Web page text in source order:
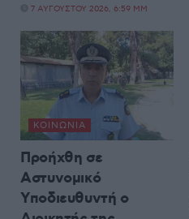
7 ΑΥΓΟΎΣΤΟΥ 2026, 6:59 ΜΜ
ΚΟΙΝΩΝΊΑ
Προήχθη σε
Αστυνομικό
Υποδιευθυντή ο